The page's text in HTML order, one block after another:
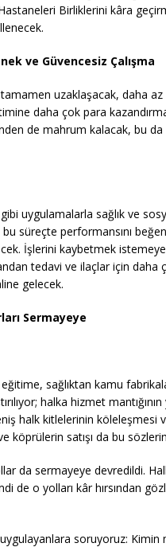
Birliklerini kâra
ve Güvencesiz Çalışma
uzaklaşacak, daha
daha çok para
de mahrum kalacak, bu da
gibi uygulamalarla sağlık ve
süreçte performansını
İşlerini kaybetmek
tedavi ve ilaçlar için daha
gelecek.
Sermayeye
sağlıktan kamu
halka hizmet
halk kitlelerinin
köprülerin satışı da bu
da sermayeye devredildi.
de o yolları kâr hırsından
soruyoruz: Kimin